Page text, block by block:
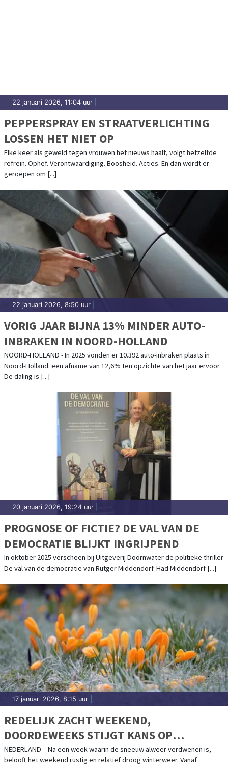
22 januari 2026, 11:04 uur
PEPPERSPRAY EN STRAATVERLICHTING
LOSSEN HET NIET OP
Elke keer als geweld tegen vrouwen het nieuws haalt, volgt hetzelfde
refrein. Ophef. Verontwaardiging. Boosheid. Acties. En dan wordt er
geroepen om [...]
22 januari 2026, 8:50 uur
VORIG JAAR BIJNA 13% MINDER AUTO-
INBRAKEN IN NOORD-HOLLAND
NOORD-HOLLAND - In 2025 vonden er 10.392 auto-inbraken plaats in
Noord-Holland: een afname van 12,6% ten opzichte van het jaar ervoor.
De daling is [...]
20 januari 2026, 19:24 uur
PROGNOSE OF FICTIE? DE VAL VAN DE
DEMOCRATIE BLIJKT INGRIJPEND
In oktober 2025 verscheen bij Uitgeverij Doornwater de politieke thriller
De val van de democratie van Rutger Middendorf. Had Middendorf [...]
17 januari 2026, 8:15 uur
REDELIJK ZACHT WEEKEND,
DOORDEWEEKS STIJGT KANS OP
NACHTVORST
NEDERLAND – Na een week waarin de sneeuw alweer verdwenen is,
belooft het weekend rustig en relatief droog winterweer. Vanaf